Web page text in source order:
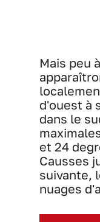
Mais peu
d'ouest à
dans le
et 24
Causses
suivante,
nuages